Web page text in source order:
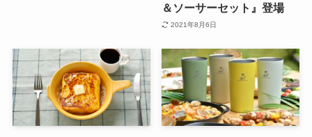
＆ソーサーセット』登場
2021年8月6日